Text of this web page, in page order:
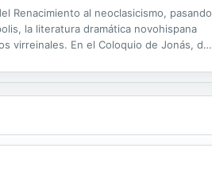
Renacimiento al neoclasicismo, pasando
la literatura dramática novohispana
virreinales. En el Coloquio de Jonás, de